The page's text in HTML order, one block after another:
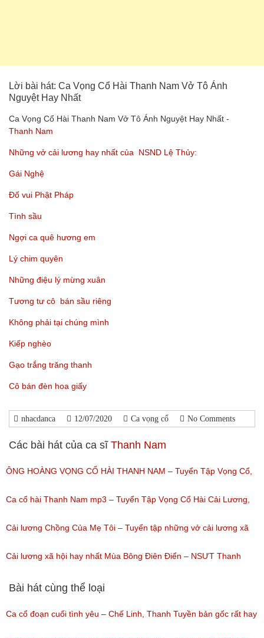
Lời bài hát: Ca Vọng Cổ Hài Thanh Nam Vở Tô Ánh
Nguyệt Hay Nhất
Ca Vọng Cổ Hài Thanh Nam Vở Tô Ánh Nguyệt Hay Nhất -
Thanh Nam
Những vở cải lương hay nhất của NSND Lệ Thủy:
Gái Nghệ
Đố vui Phật Pháp
Tình sầu
Ngợi ca quê hương em
Lý chim quyên
Những điệu lý mừng xuân
Tương tư cô bán sầu riêng
Không phải tại chúng mình
Kiếp nghèo
Gạo trắng trăng thanh
Cô bán đèn hoa giấy
nhacdanca 12/07/2020 Ca vọng cổ No Comments
Các bài hát của ca sĩ Thanh Nam
ÔNG HOÀNG VỌNG CỔ HÀI THANH NAM – Tuyển Tập Vọng Cổ,
Ca Cổ Cải Lương Hài Hay Nhất Của Thanh Nam
(Lượt nghe: 219)
Ca cổ hài Thanh Nam mp3 – Tuyển Tập Vọng Cổ Hài Cải Lương,
Tân Cổ Xưa Hay Nhất Của Thanh Nam
(Lượt nghe: 1,083)
Cải lương Chồng Của Mẹ Tôi – Tuyển tập những vở cải lương xã
hội hay nhất
(Lượt nghe: 64)
Cải lương xã hội hay nhất Mùa Bông Điên Điển – NSƯT Thanh
Ngân, Chí Linh, Vân Hà, Thanh Nam
(Lượt nghe: 120)
Bài hát cùng thể loại
Ca cổ đoạn cuối tình yêu – Chế Linh, Thanh Tuyền bản gốc rất hay